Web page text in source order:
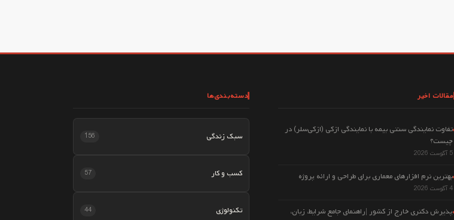
مقالات اخیر
تفاوت نمایندگی سنتی بیمه با نمایندگی ازکی (ازکی‌سلر) در
چیست؟
5 آگوست 2026
بهترین نرم افزارهای معماری برای طراحی و ارائه پروژه
4 آگوست 2026
پذیرش دکتری خارج از کشور |راهنمای جامع شرایط، زبان،
دسته‌بندی‌ها
سبک زندگی 156
کسب و کار 57
تکنولوژی 44